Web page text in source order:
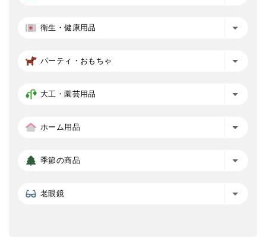
衛生・健康用品
パーティ・おもちゃ
大工・園芸用品
ホーム用品
季節の商品
老眼鏡